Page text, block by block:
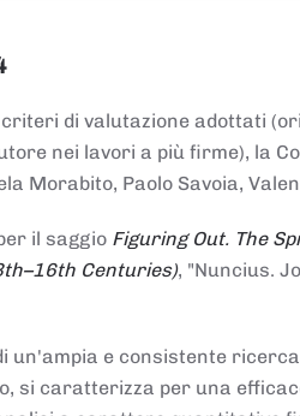
criteri di valutazione adottati
nei lavori a più firme), la
Morabito, Paolo Savoia,
il saggio Figuring Out. The
Centuries), "Nuncius.
un'ampia e consistente
si caratterizza per una